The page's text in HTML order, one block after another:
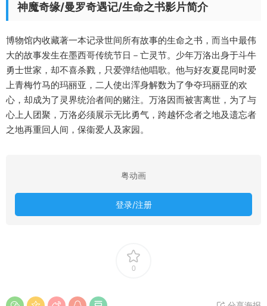
神魔奇缘/曼罗奇遇记/生命之书影片简介
博物馆内收藏著一本记录世间所有故事的生命之书，而当中最伟
大的故事发生在墨西哥传统节日－亡灵节。少年万洛出身于斗牛
勇士世家，却不喜杀戮，只爱弹结他唱歌。他与好友夏昆同时爱
上青梅竹马的玛丽亚，二人使出浑身解数为了争夺玛丽亚的欢
心，却成为了灵界统治者间的赌注。万洛因而被害离世，为了与
心上人团聚，万洛必须展示无比勇气，跨越怀念者之地及遗忘者
之地再重回人间，保衞爱人及家园。
粤动画
登录/注册
0